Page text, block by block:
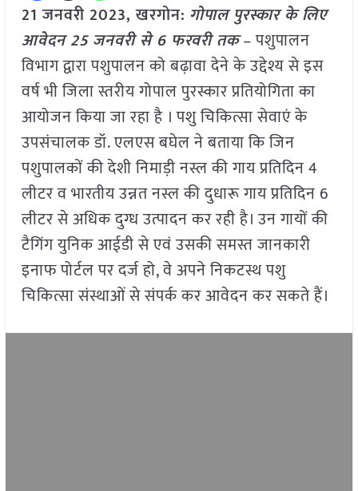
21 जनवरी 2023, खरगोन: गोपाल पुरस्कार के लिए
आवेदन 25 जनवरी से 6 फरवरी तक– पशुपालन
विभाग द्वारा पशुपालन को बढ़ावा देने के उद्देश्य से इस
वर्ष भी जिला स्तरीय गोपाल पुरस्कार प्रतियोगिता का
आयोजन किया जा रहा है । पशु चिकित्सा सेवाएं के
उपसंचालक डॉ. एलएस बघेल ने बताया कि जिन
पशुपालकों की देशी निमाड़ी नस्ल की गाय प्रतिदिन 4
लीटर व भारतीय उन्नत नस्ल की दुधारू गाय प्रतिदिन 6
लीटर से अधिक दुग्ध उत्पादन कर रही है। उन गायों की
टैगिंग युनिक आईडी से एवं उसकी समस्त जानकारी
इनाफ पोर्टल पर दर्ज हो, वे अपने निकटस्थ पशु
चिकित्सा संस्थाओं से संपर्क कर आवेदन कर सकते हैं।